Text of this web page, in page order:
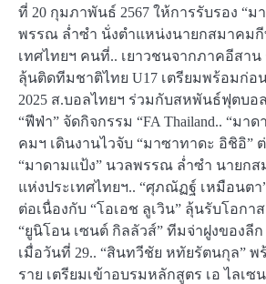
ที่ 20 กุมภาพันธ์ 2567 ให้การรับรอง “ม
พรรณ ล่ำซำ นั่งตำแหน่งนายกสมาคม
เทศไทยฯ คนที่.. เยาวชนจากภาคอีสาน
ลุ้นติดทีมชาติไทย U17 เตรียมพร้อมก่อ
2025 ส.บอลไทยฯ ร่วมกับสหพันธ์ฟุตบอ
“ฟีฟ่า” จัดกิจกรรม “FA Thailand.. “มา
คมฯ เดินงานไวจับ “มาซาทาดะ อิชิอิ”
“มาดามแป้ง” นวลพรรณ ล่ำซำ นายก
แห่งประเทศไทยฯ.. “ศุภณัฏฐ์ เหมือนต
ต่อเนื่องกับ “โอเอช ลูเวิน” ลุ้นรับโอกา
“ยูนิโอน เซนต์ กิลลัวส์” ทีมจ่าฝูงของลี
เมื่อวันที่ 29.. “สินทวีชัย หทัยรัตนกุล” พ
ราย เตรียมเข้าอบรมหลักสูตร เอ ไลเซ